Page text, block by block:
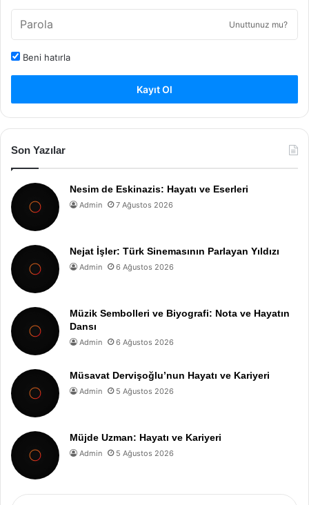
Unuttunuz mu?
Beni hatırla
Kayıt Ol
Son Yazılar
Nesim de Eskinazis: Hayatı ve Eserleri
Admin 7 Ağustos 2026
Nejat İşler: Türk Sinemasının Parlayan Yıldızı
Admin 6 Ağustos 2026
Müzik Sembolleri ve Biyografi: Nota ve Hayatın
Dansı
Admin 6 Ağustos 2026
Müsavat Dervişoğlu’nun Hayatı ve Kariyeri
Admin 5 Ağustos 2026
Müjde Uzman: Hayatı ve Kariyeri
Admin 5 Ağustos 2026